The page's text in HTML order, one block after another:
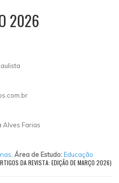
2026
Alves Farias
Área de Estudo:Educação
DA REVISTA: EDIÇÃO DE MARÇO 2026)